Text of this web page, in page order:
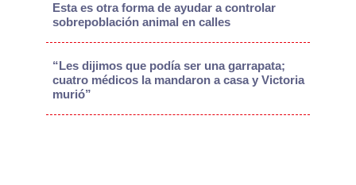
Esta es otra forma de ayudar a controlar
sobrepoblación animal en calles
“Les dijimos que podía ser una garrapata;
cuatro médicos la mandaron a casa y Victoria
murió”